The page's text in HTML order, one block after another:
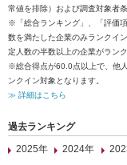
常値を排除）および調査対象者
※「総合ランキング」、「評価
数を満たした企業のみランクイ
定人数の半数以上の企業がラン
※総合得点が60.0点以上で、他
ンクイン対象となります。
≫ 詳細はこちら
過去ランキング
2025年
2024年